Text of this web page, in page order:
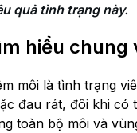
hiểu chung
môi là tình trạng
đau rát, đôi khi có
toàn bộ môi và